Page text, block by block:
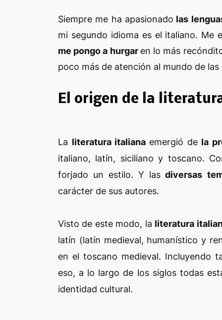
Siempre me ha apasionado las
mi segundo idioma es el italiano. Me
me pongo a hurgar en lo más
poco más de atención al mundo de
El origen de la
La literatura italiana emergió de la
italiano, latín, siciliano y toscano.
forjado un estilo. Y las diversas
carácter de sus autores.
Visto de este modo, la literatura
latín (latín medieval, humanístico y
en el toscano medieval. Incluyendo
eso, a lo largo de los siglos todas
identidad cultural.